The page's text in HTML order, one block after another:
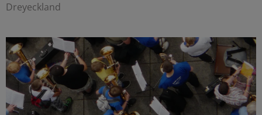
Dreyeckland